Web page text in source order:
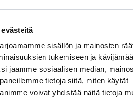
sisällön ja mainosten
tukemiseen ja
jaamme sosiaalisen median,
tietoja siitä, miten käytät
voivat yhdistää näitä tietoja
Tyypilliset
100 – 400 €
1 500 – 3 500 €
Korkea
300 – 1 500 €
Keskitaso
200 – 500 € Keskitaso